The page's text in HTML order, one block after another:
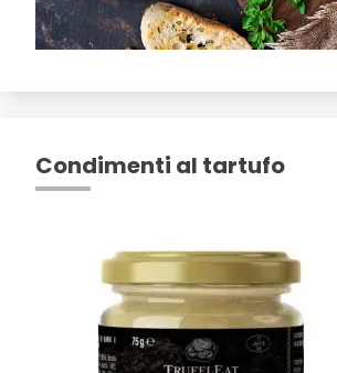
Condimenti al tartufo